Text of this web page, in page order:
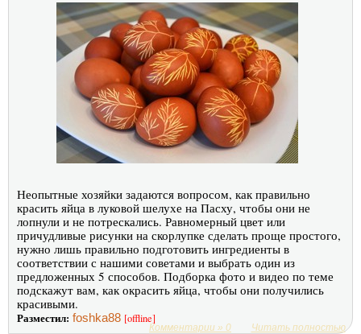
Неопытные хозяйки задаются вопросом, как правильно
красить яйца в луковой шелухе на Пасху, чтобы они не
лопнули и не потрескались. Равномерный цвет или
причудливые рисунки на скорлупке сделать проще простого,
нужно лишь правильно подготовить ингредиенты в
соответствии с нашими советами и выбрать один из
предложенных 5 способов. Подборка фото и видео по теме
подскажут вам, как окрасить яйца, чтобы они получились
красивыми.
Разместил: foshka88 [offline]
Комментарии » 0 Читать полностью